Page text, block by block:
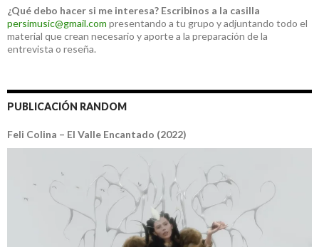
¿Qué debo hacer si me interesa? Escribinos a la casilla
persimusic@gmail.com presentando a tu grupo y adjuntando todo el
material que crean necesario y aporte a la preparación de la
entrevista o reseña.
PUBLICACIÓN RANDOM
Feli Colina – El Valle Encantado (2022)